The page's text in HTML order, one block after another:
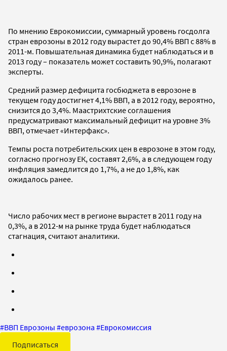
По мнению Еврокомиссии, суммарный уровень госдолга
стран еврозоны в 2012 году вырастет до 90,4% ВВП с 88% в
2011-м. Повышательная динамика будет наблюдаться и в
2013 году – показатель может составить 90,9%, полагают
эксперты.
Средний размер дефицита госбюджета в еврозоне в
текущем году достигнет 4,1% ВВП, а в 2012 году, вероятно,
снизится до 3,4%. Маастрихтские соглашения
предусматривают максимальный дефицит на уровне 3%
ВВП, отмечает «Интерфакс».
Темпы роста потребительских цен в еврозоне в этом году,
согласно прогнозу ЕК, составят 2,6%, а в следующем году
инфляция замедлится до 1,7%, а не до 1,8%, как
ожидалось ранее.
Число рабочих мест в регионе вырастет в 2011 году на
0,3%, а в 2012-м на рынке труда будет наблюдаться
стагнация, считают аналитики.
#ВВП Еврозоны #еврозона #Еврокомиссия
Подписаться